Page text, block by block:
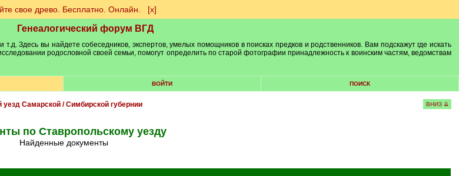
свое древо. Бесплатно. Онлайн. [х]
Генеалогический форум ВГД
Здесь вы найдете собеседников, экспертов, умелых помощников в поисках предков и родственников. Вам подскажут где искать
родословной своей семьи, помогут определить по старой фотографии принадлежность к воинским частям, ведомствам
ВОЙТИ ПОИСК
уезд Самарской / Симбирской губернии ВНИЗ ⇊
по Ставропольскому уезду
Найденные документы